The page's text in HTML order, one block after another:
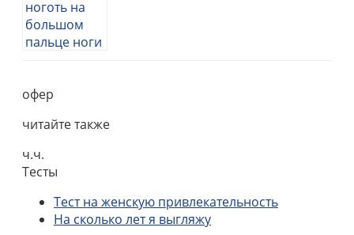
офер
читайте также
ч.ч.
Тесты
Тест на женскую привлекательность
На сколько лет я выгляжу